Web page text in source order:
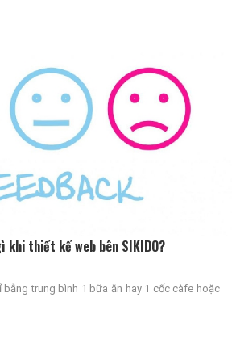
khi thiết kế web bên SIKIDO?
trung bình 1 bữa ăn hay 1 cốc càfe hoặc